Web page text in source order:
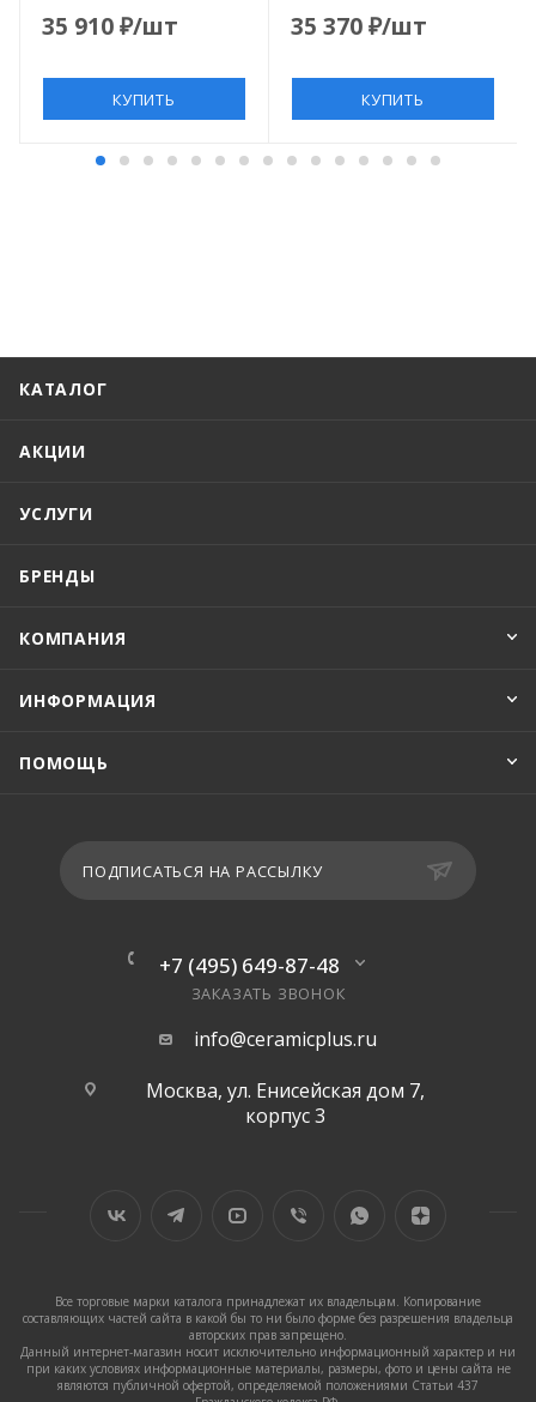
35 910₽/шт
КУПИТЬ
35 370₽/шт
КУПИТЬ
КАТАЛОГ
АКЦИИ
УСЛУГИ
БРЕНДЫ
КОМПАНИЯ
ИНФОРМАЦИЯ
ПОМОЩЬ
ПОДПИСАТЬСЯ НА РАССЫЛКУ
+7 (495) 649-87-48
ЗАКАЗАТЬ ЗВОНОК
info@ceramicplus.ru
Москва, ул. Енисейская дом 7,
корпус 3
Все торговые марки каталога принадлежат их владельцам. Копирование
составляющих частей сайта в какой бы то ни было форме без разрешения владельца
авторских прав запрещено.
Данный интернет-магазин носит исключительно информационный характер и ни
при каких условиях информационные материалы, размеры, фото и цены сайта не
являются публичной офертой, определяемой положениями Статьи 437